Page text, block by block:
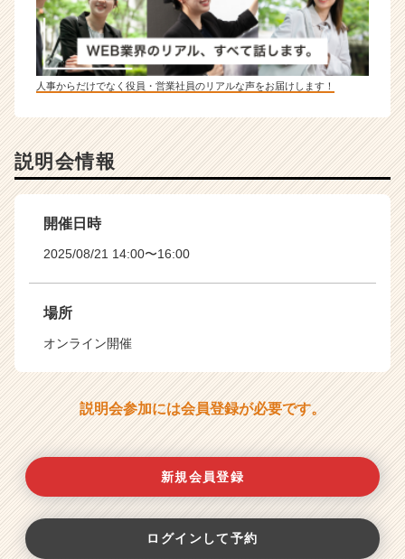
人事からだけでなく役員・営業社員のリアルな声をお届けします！
説明会情報
開催日時
2025/08/21 14:00〜16:00
場所
オンライン開催
説明会参加には会員登録が必要です。
新規会員登録
ログインして予約